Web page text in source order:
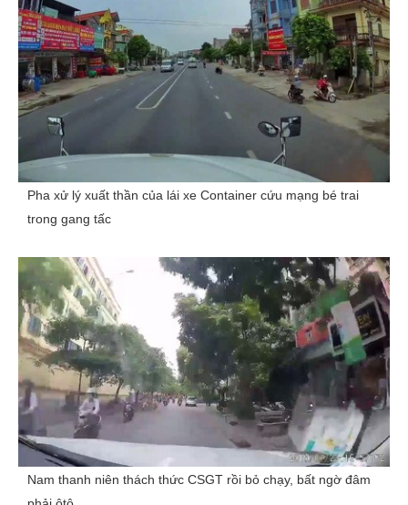
Pha xử lý xuất thần của lái xe Container cứu mạng bé trai
trong gang tấc
Nam thanh niên thách thức CSGT rồi bỏ chạy, bất ngờ đâm